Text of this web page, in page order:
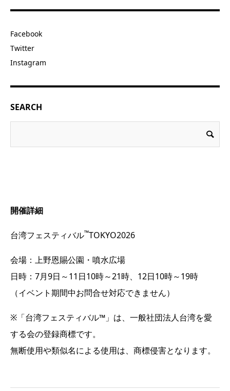
Facebook
Twitter
Instagram
SEARCH
開催詳細
台湾フェスティバル™TOKYO2026
会場：上野恩賜公園・噴水広場
日時：7月9日～11日10時～21時、12日10時～19時
（イベント期間中お問合せ対応できません）
※「台湾フェスティバル™」は、一般社団法人台湾を愛
する会の登録商標です。
無断使用や類似名による使用は、商標侵害となります。